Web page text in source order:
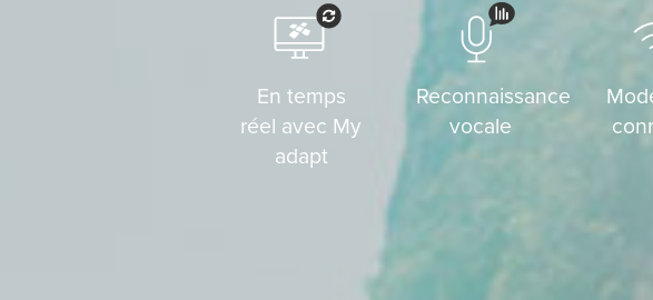
En temps
réel avec My
adapt
Reconnaissance
vocale